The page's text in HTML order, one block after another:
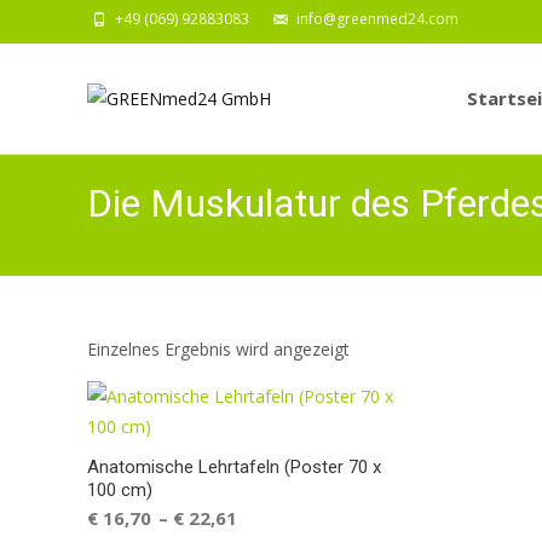
+49 (069) 92883083 info@greenmed24.com
Inhalt
Die Muskulatur des
Einzelnes Ergebnis wird angezeigt
Anatomische Lehrtafeln (Poster 70 x
100 cm)
€ 16,70 – € 22,61